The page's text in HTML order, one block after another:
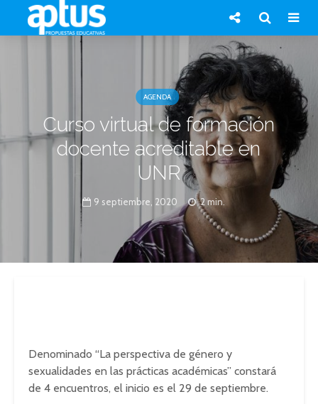
AGENDA
Curso virtual de formación
docente acreditable en
UNR
9 septiembre, 2020 2 min.
Denominado “La perspectiva de género y
sexualidades en las prácticas académicas” constará
de 4 encuentros, el inicio es el 29 de septiembre.